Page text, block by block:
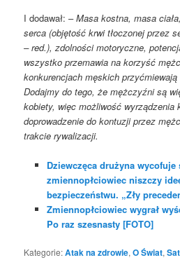
I dodawał: –Masa kostna, masa
serca (objętość krwi tłoczonej przez
– red.), zdolności motoryczne,
wszystko przemawia na korzyść
konkurencjach męskich
Dodajmy do tego, że mężczyźni są
kobiety, więc możliwość wyrządzenia
doprowadzenie do kontuzji przez
trakcie rywalizacji.
Dziewczęca drużyna
zmiennopłciowiec niszczy
bezpieczeństwu. „Zły
Zmiennopłciowiec wygrał
Po raz szesnasty [FOTO]
Kategorie:Atak na zdrowie,O Świat,